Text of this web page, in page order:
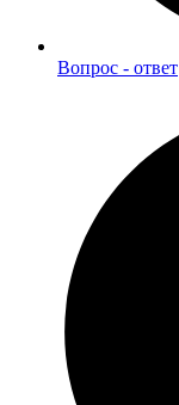
Вопрос - ответ